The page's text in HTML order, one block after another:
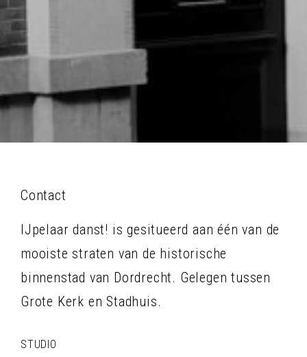
Contact
IJpelaar danst! is gesitueerd aan één van de
mooiste straten van de historische
binnenstad van Dordrecht. Gelegen tussen
Grote Kerk en Stadhuis.
STUDIO